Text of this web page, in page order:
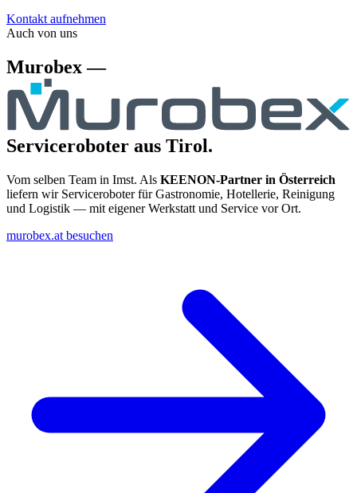
Kontakt aufnehmen
Auch von uns
Murobex —
Serviceroboter aus Tirol.
Vom selben Team in Imst. Als KEENON-Partner in Österreich
liefern wir Serviceroboter für Gastronomie, Hotellerie, Reinigung
und Logistik — mit eigener Werkstatt und Service vor Ort.
murobex.at besuchen